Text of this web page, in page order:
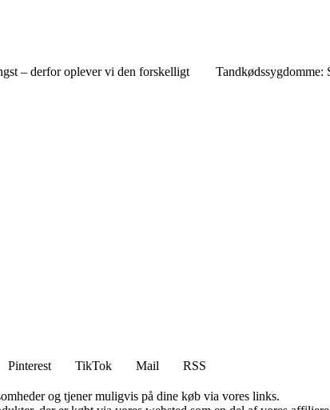
– derfor oplever vi den forskelligt Tandkødssygdomme:
Pinterest TikTok Mail
RSS
og tjener muligvis på dine køb via vores links.